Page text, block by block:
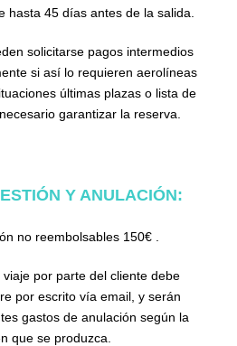
hasta 45 días antes de la salida.
solicitarse pagos intermedios
si así lo requieren aerolíneas
últimas plazas o lista de
garantizar la reserva.
Y ANULACIÓN:
no reembolsables 150€ .
por parte del cliente debe
por escrito vía email, y serán
gastos de anulación según la
que se produzca.